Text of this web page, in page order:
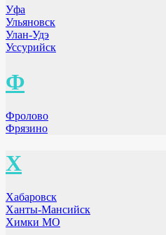
Уфа
Ульяновск
Улан-Удэ
Уссурийск
Ф
Фролово
Фрязино
Х
Хабаровск
Ханты-Мансийск
Химки МО